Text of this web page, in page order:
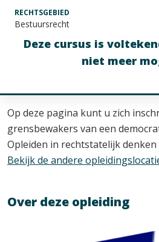
Op deze pagina kunt u zich
grensbewakers van een
Opleiden in rechtstatelijk denken
Bekijk de andere
Over deze opleiding
RECHTSGEBIED
Bestuursrecht
Deze cursus is
niet meer